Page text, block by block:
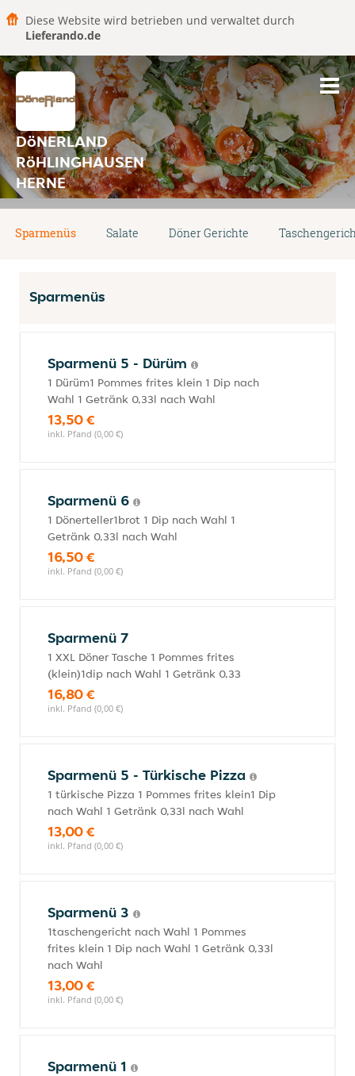
Diese Website wird betrieben und verwaltet durch
Lieferando.de
DöNERLAND
RöHLINGHAUSEN
HERNE
Sparmenüs Salate Döner Gerichte
Sparmenüs
Sparmenü 5 - Dürüm
1 Dürüm1 Pommes frites klein 1 Dip nach
Wahl 1 Getränk 0,33l nach Wahl
13,50 €
inkl. Pfand (0,00 €)
Sparmenü 6
1 Dönerteller1brot 1 Dip nach Wahl 1
Getränk 0,33l nach Wahl
16,50 €
inkl. Pfand (0,00 €)
Sparmenü 7
1 XXL Döner Tasche 1 Pommes frites
(klein)1dip nach Wahl 1 Getränk 0,33
16,80 €
inkl. Pfand (0,00 €)
Sparmenü 5 - Türkische Pizza
1 türkische Pizza 1 Pommes frites klein1 Dip
nach Wahl 1 Getränk 0,33l nach Wahl
13,00 €
inkl. Pfand (0,00 €)
Sparmenü 3
1taschengericht nach Wahl 1 Pommes
frites klein 1 Dip nach Wahl 1 Getränk 0,33l
nach Wahl
13,00 €
inkl. Pfand (0,00 €)
Sparmenü 1